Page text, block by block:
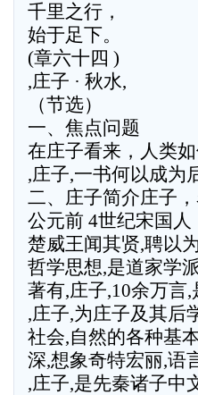
千里之行，
始于足下。
(章六十四 )
,庄子 · 秋水,
（节选）
一、焦点问题
在庄子看来，人类
,庄子,一书何以成为
二、庄子简介庄子，
公元前 4世纪宋国
楚威王闻其贤,聘以
哲学思想,是道家学
著有,庄子,10余万言
,庄子,为庄子及其后
社会,自然的各种基
深,想象奇特宏丽,语
,庄子,是先秦诸子中